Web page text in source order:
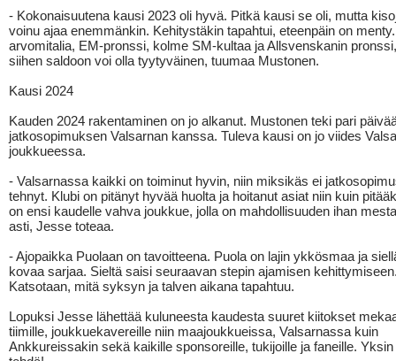
- Kokonaisuutena kausi 2023 oli hyvä. Pitkä kausi se oli, mutta
voinu ajaa enemmänkin. Kehitystäkin tapahtui, eteenpäin on
arvomitalia, EM-pronssi, kolme SM-kultaa ja Allsvenskanin
siihen saldoon voi olla tyytyväinen, tuumaa Mustonen.
Kausi 2024
Kauden 2024 rakentaminen on jo alkanut. Mustonen teki pari
jatkosopimuksen Valsarnan kanssa. Tuleva kausi on jo viides
joukkueessa.
- Valsarnassa kaikki on toiminut hyvin, niin miksikäs ei
tehnyt. Klubi on pitänyt hyvää huolta ja hoitanut asiat niin kuin
on ensi kaudelle vahva joukkue, jolla on mahdollisuuden ihan
asti, Jesse toteaa.
- Ajopaikka Puolaan on tavoitteena. Puola on lajin ykkösmaa ja
kovaa sarjaa. Sieltä saisi seuraavan stepin ajamisen
Katsotaan, mitä syksyn ja talven aikana tapahtuu.
Lopuksi Jesse lähettää kuluneesta kaudesta suuret kiitokset
tiimille, joukkuekavereille niin maajoukkueissa, Valsarnassa kuin
Ankkureissakin sekä kaikille sponsoreille, tukijoille ja faneille.